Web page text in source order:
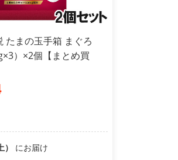
たまの玉手箱 まぐろ
）×2個【まとめ買
にお届け